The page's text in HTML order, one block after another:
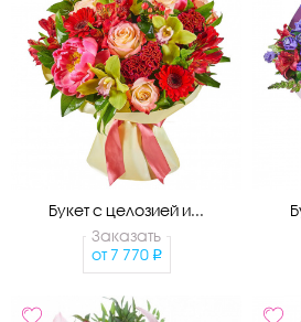
Букет с целозией и...
Заказать
от 7 770